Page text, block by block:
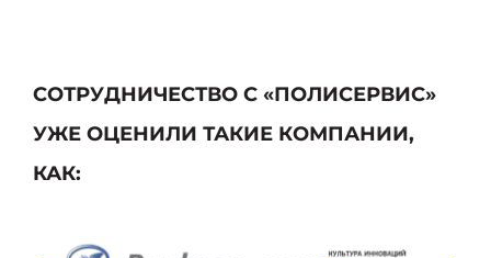
СОТРУДНИЧЕСТВО С «ПОЛИСЕРВИС»
УЖЕ ОЦЕНИЛИ ТАКИЕ КОМПАНИИ,
КАК: